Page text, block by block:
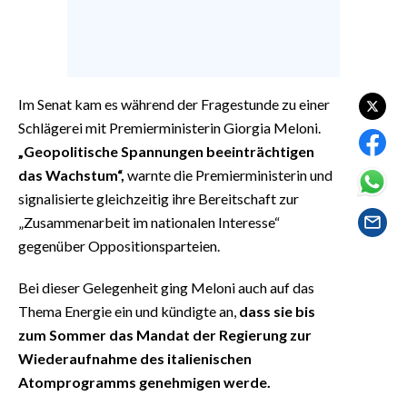
SPIAGGE
STORE
Im Senat kam es während der Fragestunde zu einer
Schlägerei mit Premierministerin Giorgia Meloni.
„Geopolitische Spannungen beeinträchtigen
das Wachstum“, warnte die Premierministerin und
signalisierte gleichzeitig ihre Bereitschaft zur
„Zusammenarbeit im nationalen Interesse“
gegenüber Oppositionsparteien.
Bei dieser Gelegenheit ging Meloni auch auf das
Thema Energie ein und kündigte an, dass sie bis
zum Sommer das Mandat der Regierung zur
Wiederaufnahme des italienischen
Atomprogramms genehmigen werde.